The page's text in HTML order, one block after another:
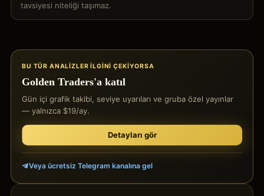
tavsiyesi niteliği taşımaz.
BU TÜR ANALIZLER ILGINI ÇEKIYORSA
Golden Traders'a katıl
Gün içi grafik takibi, seviye uyarıları ve gruba özel yayınlar
— yalnızca $19/ay.
Detayları gör
Veya ücretsiz Telegram kanalına gel